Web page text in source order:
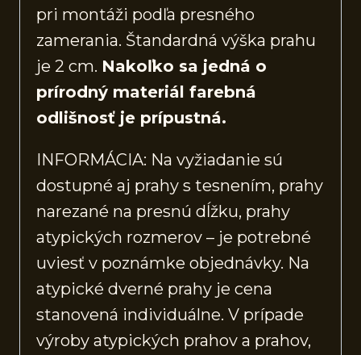
pri montáži podľa presného
zamerania. Štandardná výška prahu
je 2 cm. Nakoľko sa jedná o
prírodný materiál farebná
odlišnosť je prípustná.
INFORMÁCIA: Na vyžiadanie sú
dostupné aj prahy s tesnením, prahy
narezané na presnú dĺžku, prahy
atypických rozmerov – je potrebné
uviesť v poznámke objednávky. Na
atypické dverné prahy je cena
stanovená individuálne. V prípade
výroby atypických prahov a prahov,